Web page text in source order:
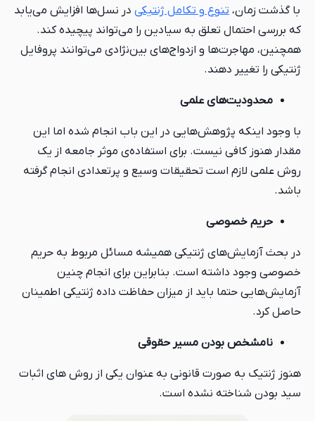
با گذشت زمان، تنوع و تکامل ژنتیکی در نسل‌ها افزایش می‌یابد
که بررسی احتمال تعلق به سیادین را می‌تواند پیچیده کند.
همچنین، مهاجرت‌ها و ازدواج‌های بین‌نژادی می‌توانند پروفایل
ژنتیکی را تغییر دهند.
محدودیت‌های علمی
با وجود اینکه پژوهش‌هایی در این باب انجام شده اما این
مقدار هنوز کافی نیست. برای استفاده‌ی موثر جامعه از یک
روش علمی لازم است تحقیقات وسیع و پرتعدادی انجام گرفته
باشد.
حریم خصوصی
در بحث آزمایش‌های ژنتیکی همیشه مسائل مربوط به حریم
خصوصی وجود داشته است. بنابراین برای انجام چنین
آزمایش‌هایی حتما باید از میزان حفاظت داده ژنتیکی اطمینان
حاصل کرد.
نامشخص بودن مسیر حقوقی
هنوز ژنتیک به صورت قانونی به عنوان یکی از روش های اثبات
سید بودن شناخته نشده است.